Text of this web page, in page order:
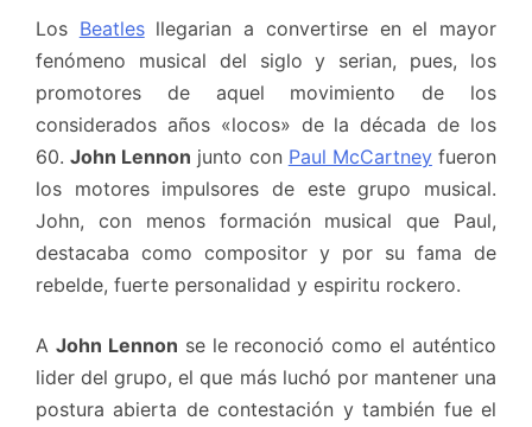
Los Beatlesllegarian a convertirse en el mayor
fenómeno musical del siglo y serian, pues, los
promotores de aquel movimiento de los
considerados años «locos» de la década de los
60.John Lennon junto con Paul McCartneyfueron
los motores impulsores de este grupo musical.
John, con menos formación musical que Paul,
destacaba como compositor y por su fama de
rebelde, fuerte personalidad y espiritu rockero.
A John Lennon se le reconoció como el auténtico
lider del grupo, el que más luchó por mantener una
postura abierta de contestación y también fue el